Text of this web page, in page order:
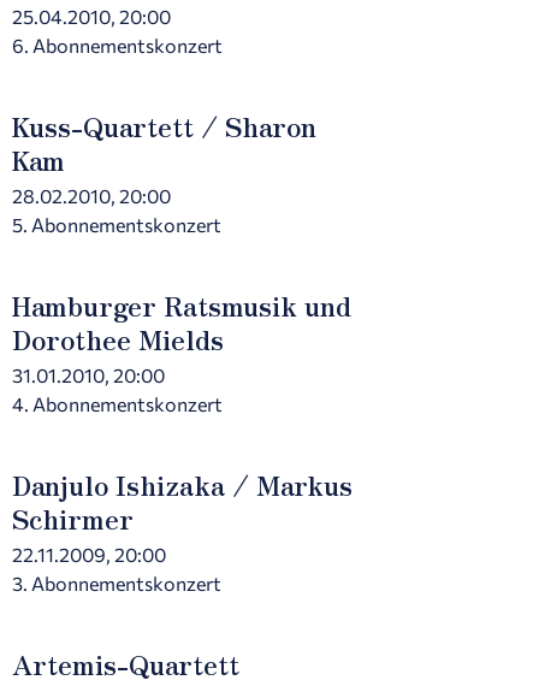
25.04.2010, 20:00
6. Abonnementskonzert
Kuss-Quartett / Sharon
Kam
28.02.2010, 20:00
5. Abonnementskonzert
Hamburger Ratsmusik und
Dorothee Mields
31.01.2010, 20:00
4. Abonnementskonzert
Danjulo Ishizaka / Markus
Schirmer
22.11.2009, 20:00
3. Abonnementskonzert
Artemis-Quartett